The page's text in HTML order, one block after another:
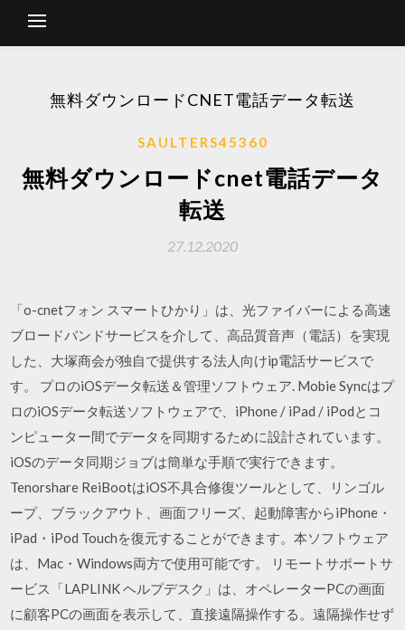
無料ダウンロードCNET電話データ転送
SAULTERS45360
無料ダウンロードcnet電話データ
転送
27.12.2020
「o-cnetフォン スマートひかり」は、光ファイバーによる高速
ブロードバンドサービスを介して、高品質音声（電話）を実現
した、大塚商会が独自で提供する法人向けip電話サービスで
す。 プロのiOSデータ転送＆管理ソフトウェア. Mobie Syncはプ
ロのiOSデータ転送ソフトウェアで、iPhone / iPad / iPodとコ
ンピューター間でデータを同期するために設計されています。
iOSのデータ同期ジョブは簡単な手順で実行できます。
Tenorshare ReiBootはiOS不具合修復ツールとして、リンゴル
ープ、ブラックアウト、画面フリーズ、起動障害からiPhone・
iPad・iPod Touchを復元することができます。本ソフトウェア
は、Mac・Windows両方で使用可能です。 リモートサポートサ
ービス「LAPLINK ヘルプデスク」は、オペレーターPCの画面
に顧客PCの画面を表示して、直接遠隔操作する。遠隔操作せず